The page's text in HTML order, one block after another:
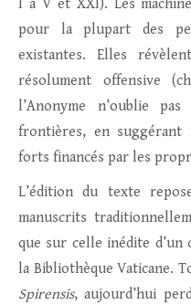
I à V et XXI). Les
pour la plupart des
existantes. Elles
résolument offensive
l’Anonyme n’oublie
frontières, en suggérant
forts financés par les
L’édition du texte
manuscrits
que sur celle inédite d’un
la Bibliothèque Vaticane.
Spirensis, aujourd’hui